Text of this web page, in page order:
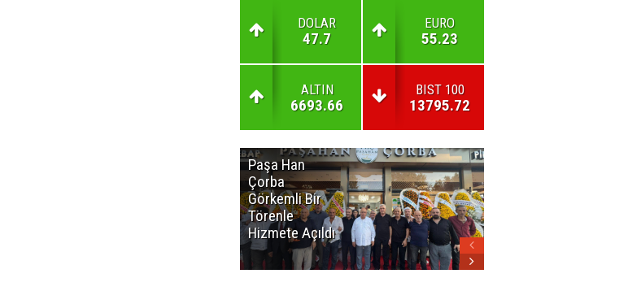
DOLAR
47.7
EURO
55.23
ALTIN
6693.66
BIST 100
13795.72
Paşa Han
Çorba
Görkemli Bir
Törenle
Hizmete Açıldı